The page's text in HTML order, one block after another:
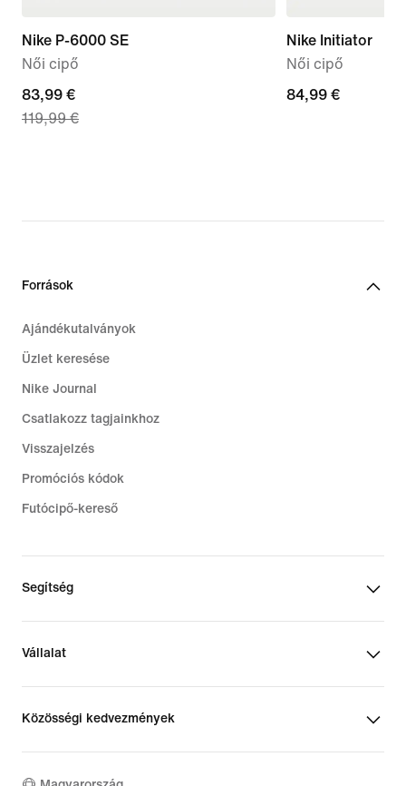
Nike P-6000 SE
Női cipő
current
price
price
83,99 €
119,99 €
Nike Initiator
Női cipő
84,99
84,99 €
Források
Ajándékutalványok
Üzlet keresése
Nike Journal
Csatlakozz tagjainkhoz
Visszajelzés
Promóciós kódok
Futócipő-kereső
Segítség
Vállalat
Közösségi kedvezmények